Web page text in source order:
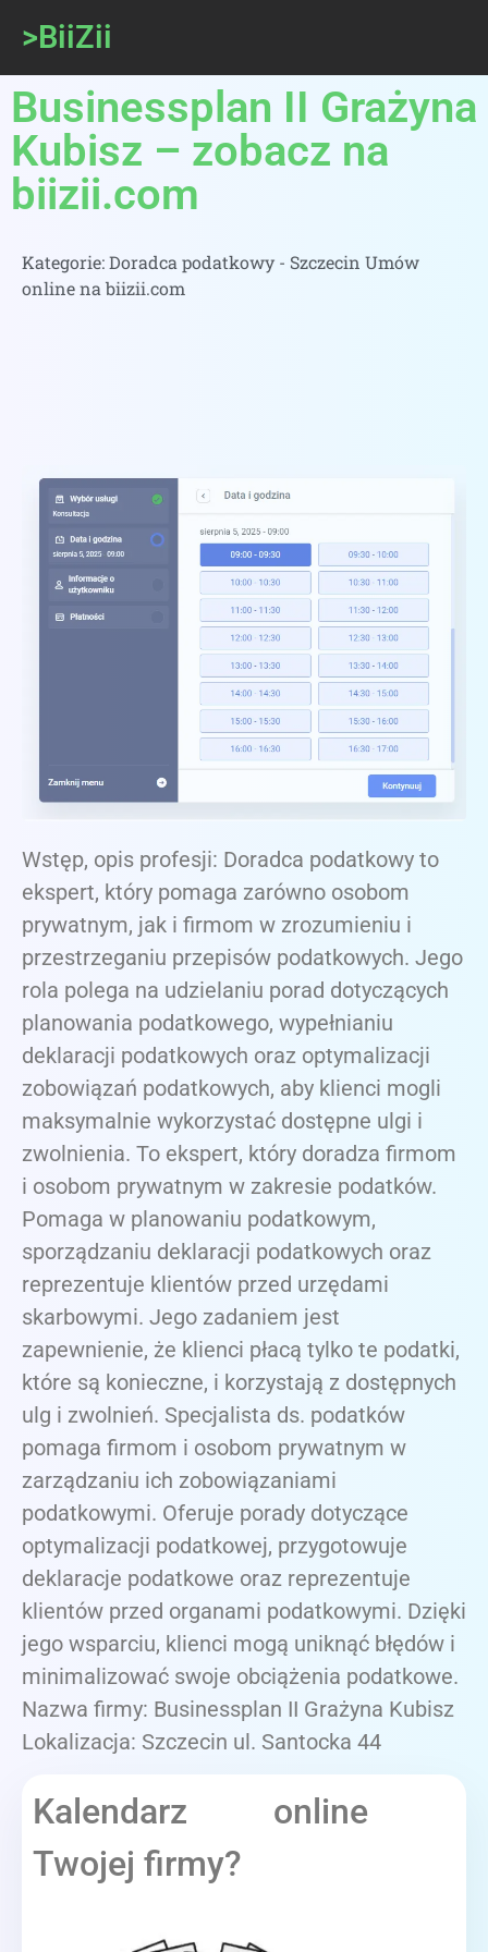
>BiiZii
Businessplan II Grażyna
Kubisz – zobacz na
biizii.com
Kategorie:Doradca podatkowy - Szczecin Umów
online na biizii.com
Wstęp, opis profesji: Doradca podatkowy to
ekspert, który pomaga zarówno osobom
prywatnym, jak i firmom w zrozumieniu i
przestrzeganiu przepisów podatkowych. Jego
rola polega na udzielaniu porad dotyczących
planowania podatkowego, wypełnianiu
deklaracji podatkowych oraz optymalizacji
zobowiązań podatkowych, aby klienci mogli
maksymalnie wykorzystać dostępne ulgi i
zwolnienia. To ekspert, który doradza firmom
i osobom prywatnym w zakresie podatków.
Pomaga w planowaniu podatkowym,
sporządzaniu deklaracji podatkowych oraz
reprezentuje klientów przed urzędami
skarbowymi. Jego zadaniem jest
zapewnienie, że klienci płacą tylko te podatki,
które są konieczne, i korzystają z dostępnych
ulg i zwolnień. Specjalista ds. podatków
pomaga firmom i osobom prywatnym w
zarządzaniu ich zobowiązaniami
podatkowymi. Oferuje porady dotyczące
optymalizacji podatkowej, przygotowuje
deklaracje podatkowe oraz reprezentuje
klientów przed organami podatkowymi. Dzięki
jego wsparciu, klienci mogą uniknąć błędów i
minimalizować swoje obciążenia podatkowe.
Nazwa firmy: Businessplan II Grażyna Kubisz
Lokalizacja: Szczecin ul. Santocka 44
Kalendarz online
Twojej firmy?